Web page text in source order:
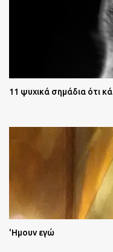
11 ψυχικά σημάδια ότι
'Ημουν εγώ